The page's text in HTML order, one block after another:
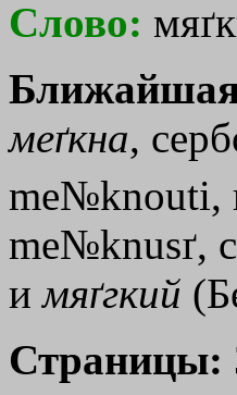
Слово:
меґкна,
me№knouti,
me№knusґ,
имяґгкий
Страницы: